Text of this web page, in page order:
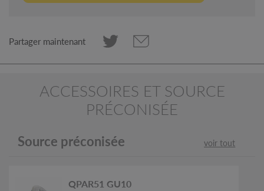
Partager maintenant
ACCESSOIRES ET SOURCE
PRÉCONISÉE
Source préconisée voir tout
QPAR51 GU10